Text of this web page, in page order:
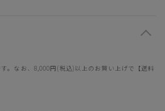
。なお、8,000円(税込)以上のお買い上げで【送料